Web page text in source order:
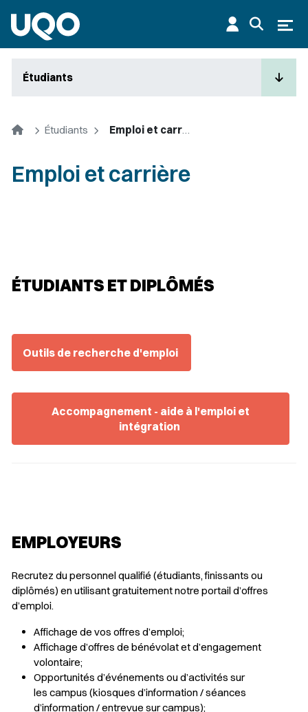
Étudiants
AccueilÉtudiants Emploi et carrière
Emploi et carrière
ÉTUDIANTS ET DIPLÔMÉS ​
Outils de recherche d'emploi
Accompagnement - aide à l'emploi et
intégration
EMPLOYEURS ​
Recrutez du personnel qualifié (étudiants, finissants ou
diplômés) en utilisant gratuitement notre portail d’offres
d’emploi.
Affichage de vos offres d’emploi;
Affichage d’offres de bénévolat et d’engagement
volontaire;
Opportunités d’événements ou d’activités sur
les campus (kiosques d’information / séances
d’information / entrevue sur campus);